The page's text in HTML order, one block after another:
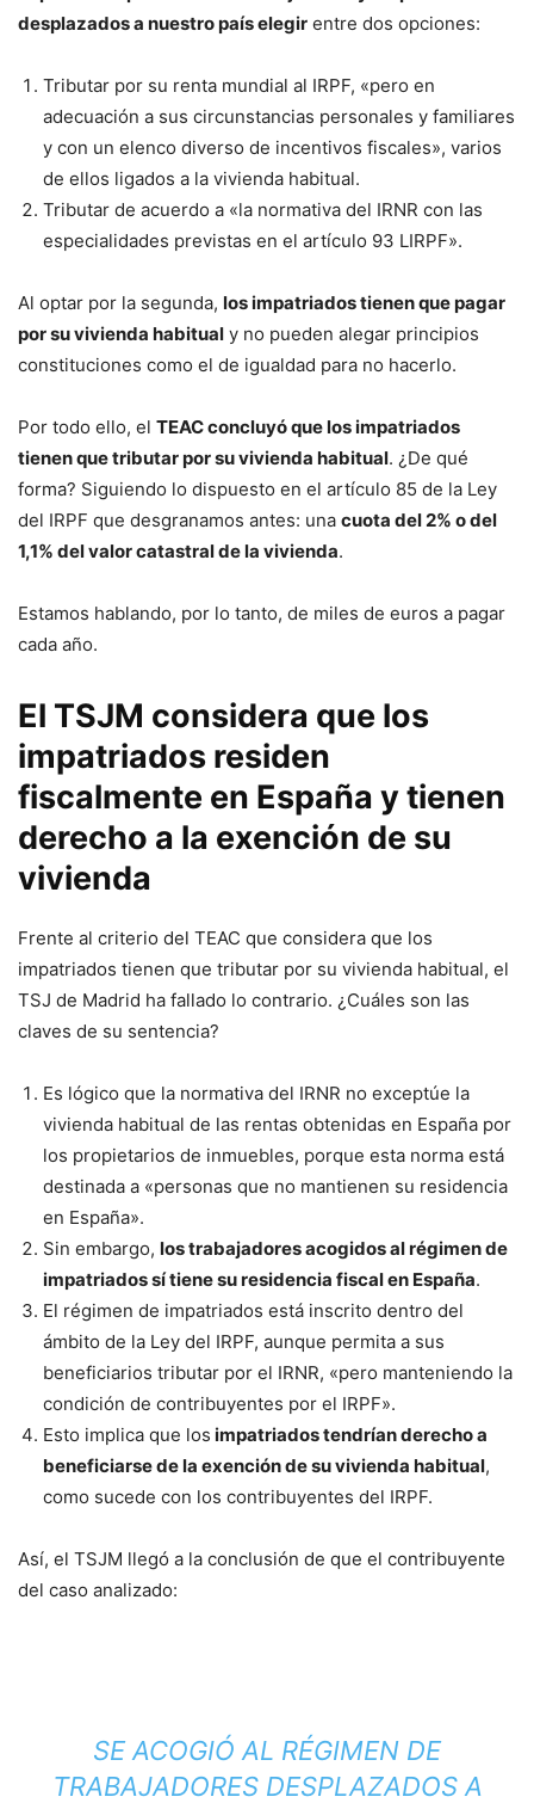
desplazados a nuestro país elegir entre dos opciones:
Tributar por su renta mundial al IRPF, «pero en
adecuación a sus circunstancias personales y familiares
y con un elenco diverso de incentivos fiscales», varios
de ellos ligados a la vivienda habitual.
Tributar de acuerdo a «la normativa del IRNR con las
especialidades previstas en el artículo 93 LIRPF».
Al optar por la segunda, los impatriados tienen que pagar
por su vivienda habitual y no pueden alegar principios
constituciones como el de igualdad para no hacerlo.
Por todo ello, el TEAC concluyó que los impatriados
tienen que tributar por su vivienda habitual. ¿De qué
forma? Siguiendo lo dispuesto en el artículo 85 de la Ley
del IRPF que desgranamos antes: una cuota del 2% o del
1,1% del valor catastral de la vivienda.
Estamos hablando, por lo tanto, de miles de euros a pagar
cada año.
El TSJM considera que los
impatriados residen
fiscalmente en España y tienen
derecho a la exención de su
vivienda
Frente al criterio del TEAC que considera que los
impatriados tienen que tributar por su vivienda habitual, el
TSJ de Madrid ha fallado lo contrario. ¿Cuáles son las
claves de su sentencia?
Es lógico que la normativa del IRNR no exceptúe la
vivienda habitual de las rentas obtenidas en España por
los propietarios de inmuebles, porque esta norma está
destinada a «personas que no mantienen su residencia
en España».
Sin embargo, los trabajadores acogidos al régimen de
impatriados sí tiene su residencia fiscal en España.
El régimen de impatriados está inscrito dentro del
ámbito de la Ley del IRPF, aunque permita a sus
beneficiarios tributar por el IRNR, «pero manteniendo la
condición de contribuyentes por el IRPF».
Esto implica que los impatriados tendrían derecho a
beneficiarse de la exención de su vivienda habitual,
como sucede con los contribuyentes del IRPF.
Así, el TSJM llegó a la conclusión de que el contribuyente
del caso analizado:
SE ACOGIÓ AL RÉGIMEN DE
TRABAJADORES DESPLAZADOS A